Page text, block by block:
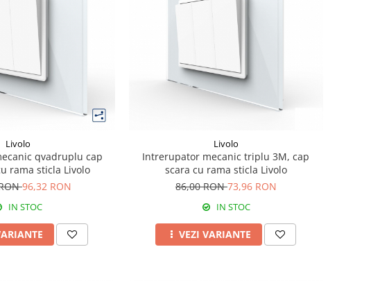
Livolo
qvadruplu cap
rama sticla Livolo
96,32 RON
IN STOC
Livolo
Intrerupator mecanic triplu 3M, cap
scara cu rama sticla Livolo
86,00 RON73,96 RON
IN STOC
VEZI VARIANTE